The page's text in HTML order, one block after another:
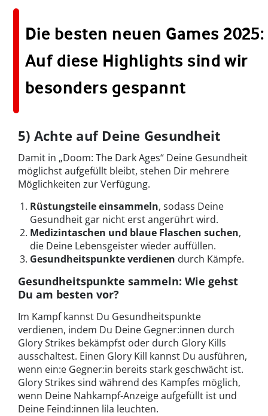
Die besten neuen Games 2025:
Auf diese Highlights sind wir
besonders gespannt
5) Achte auf Deine Gesundheit
Damit in „Doom: The Dark Ages“ Deine Gesundheit
möglichst aufgefüllt bleibt, stehen Dir mehrere
Möglichkeiten zur Verfügung.
Rüstungsteile einsammeln, sodass Deine
Gesundheit gar nicht erst angerührt wird.
Medizintaschen und blaue Flaschen suchen,
die Deine Lebensgeister wieder auffüllen.
Gesundheitspunkte verdienen durch Kämpfe.
Gesundheitspunkte sammeln: Wie gehst
Du am besten vor?
Im Kampf kannst Du Gesundheitspunkte
verdienen, indem Du Deine Gegner:innen durch
Glory Strikes bekämpfst oder durch Glory Kills
ausschaltest. Einen Glory Kill kannst Du ausführen,
wenn ein:e Gegner:in bereits stark geschwächt ist.
Glory Strikes sind während des Kampfes möglich,
wenn Deine Nahkampf-Anzeige aufgefüllt ist und
Deine Feind:innen lila leuchten.